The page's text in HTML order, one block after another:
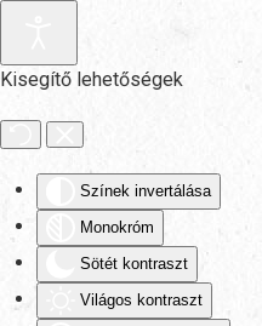
Kisegítő lehetőségek
Színek invertálása
Monokróm
Sötét kontraszt
Világos kontraszt
Fő tartalom átugrása